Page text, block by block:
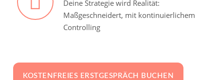
Deine Strategie wird Realität:
Maßgeschneidert, mit kontinuierlichem
Controlling
KOSTENFREIES ERSTGESPRÄCH BUCHEN